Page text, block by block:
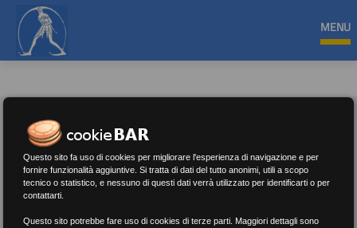
MENU
Notizie
Questo sito fa uso di cookies per migliorare l'esperienza di navigazione e per
fornire funzionalità aggiuntive. Si tratta di dati del tutto anonimi, utili a scopo
tecnico o statistico, e nessuno di questi dati verrà utilizzato per identificarti o per
contattarti.
Questo sito potrebbe fare uso di cookies di terze parti. Maggiori dettagli sono